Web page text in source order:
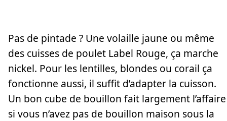
Pas de pintade ? Une volaille jaune ou même
des cuisses de poulet Label Rouge, ça marche
nickel. Pour les lentilles, blondes ou corail ça
fonctionne aussi, il suffit d’adapter la cuisson.
Un bon cube de bouillon fait largement l’affaire
si vous n’avez pas de bouillon maison sous la